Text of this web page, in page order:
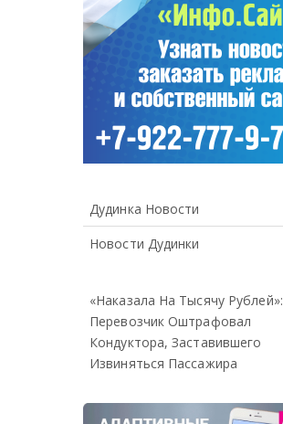
Дудинка Новости
Новости Дудинки
«Наказала На Тысячу Рублей»:
Перевозчик Оштрафовал
Кондуктора, Заставившего
Извиняться Пассажира